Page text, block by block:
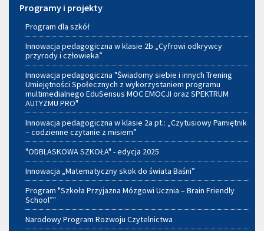
Programy i projekty
Program dla szkół
Innowacja pedagogiczna w klasie 2b „Cyfrowi odkrywcy
przyrody i człowieka”
Innowacja pedagogiczna "Świadomy siebie i innych Trening
Umiejętności Społecznych z wykorzystaniem programu
multimedialnego EduSensus MOC EMOCJI oraz SPEKTRUM
AUTYZMU PRO"
Innowacja pedagogiczna w klasie 2a pt.: „Czytusiowy Pamiętnik
– codzienne czytanie z misiem”
"ODBLASKOWA SZKOŁA" - edycja 2025
Innowacja „Matematyczny skok do świata Baśni”
Program "Szkoła Przyjazna Mózgowi Ucznia – Brain Friendly
School”"
Narodowy Program Rozwoju Czytelnictwa